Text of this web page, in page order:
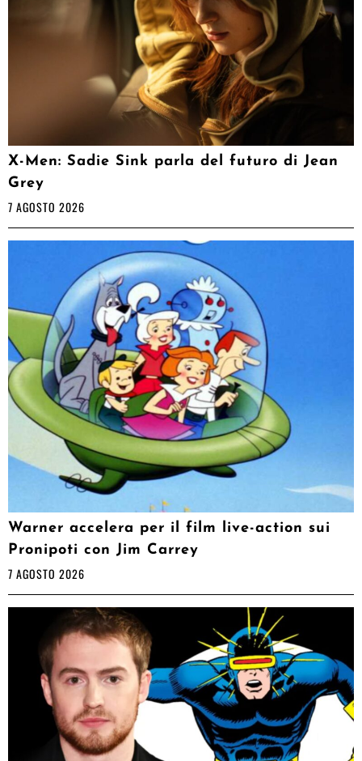
X-Men: Sadie Sink parla del futuro di Jean
Grey
7 AGOSTO 2026
Warner accelera per il film live-action sui
Pronipoti con Jim Carrey
7 AGOSTO 2026